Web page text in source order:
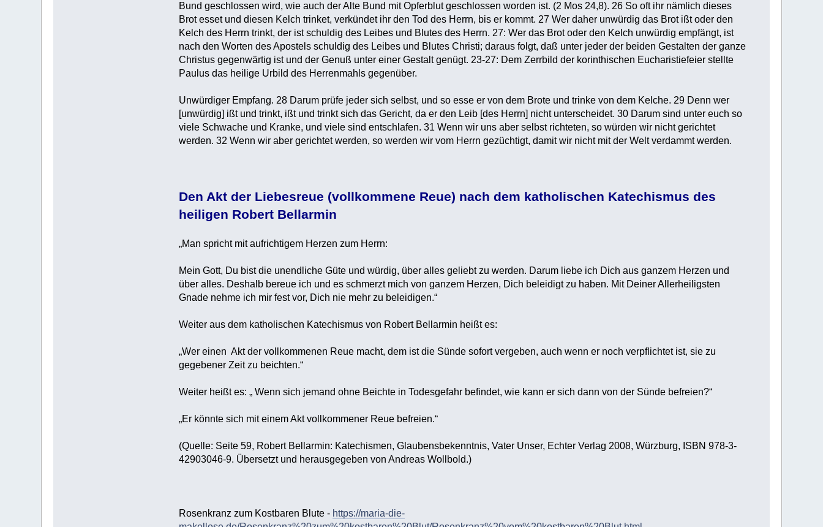
Bund geschlossen wird, wie auch der Alte Bund mit Opferblut geschlossen worden ist. (2 Mos 24,8). 26 So oft ihr nämlich dieses
Brot esset und diesen Kelch trinket, verkündet ihr den Tod des Herrn, bis er kommt. 27 Wer daher unwürdig das Brot ißt oder den
Kelch des Herrn trinkt, der ist schuldig des Leibes und Blutes des Herrn. 27: Wer das Brot oder den Kelch unwürdig empfängt, ist
nach den Worten des Apostels schuldig des Leibes und Blutes Christi; daraus folgt, daß unter jeder der beiden Gestalten der ganze
Christus gegenwärtig ist und der Genuß unter einer Gestalt genügt. 23-27: Dem Zerrbild der korinthischen Eucharistiefeier stellte
Paulus das heilige Urbild des Herrenmahls gegenüber.
Unwürdiger Empfang. 28 Darum prüfe jeder sich selbst, und so esse er von dem Brote und trinke von dem Kelche. 29 Denn wer
[unwürdig] ißt und trinkt, ißt und trinkt sich das Gericht, da er den Leib [des Herrn] nicht unterscheidet. 30 Darum sind unter euch so
viele Schwache und Kranke, und viele sind entschlafen. 31 Wenn wir uns aber selbst richteten, so würden wir nicht gerichtet
werden. 32 Wenn wir aber gerichtet werden, so werden wir vom Herrn gezüchtigt, damit wir nicht mit der Welt verdammt werden.
Den Akt der Liebesreue (vollkommene Reue) nach dem katholischen Katechismus des
heiligen Robert Bellarmin
„Man spricht mit aufrichtigem Herzen zum Herrn:
Mein Gott, Du bist die unendliche Güte und würdig, über alles geliebt zu werden. Darum liebe ich Dich aus ganzem Herzen und
über alles. Deshalb bereue ich und es schmerzt mich von ganzem Herzen, Dich beleidigt zu haben. Mit Deiner Allerheiligsten
Gnade nehme ich mir fest vor, Dich nie mehr zu beleidigen.“
Weiter aus dem katholischen Katechismus von Robert Bellarmin heißt es:
„Wer einen Akt der vollkommenen Reue macht, dem ist die Sünde sofort vergeben, auch wenn er noch verpflichtet ist, sie zu
gegebener Zeit zu beichten.“
Weiter heißt es: „ Wenn sich jemand ohne Beichte in Todesgefahr befindet, wie kann er sich dann von der Sünde befreien?“
„Er könnte sich mit einem Akt vollkommener Reue befreien.“
(Quelle: Seite 59, Robert Bellarmin: Katechismen, Glaubensbekenntnis, Vater Unser, Echter Verlag 2008, Würzburg, ISBN 978-3-
42903046-9. Übersetzt und herausgegeben von Andreas Wollbold.)
Rosenkranz zum Kostbaren Blute - https://maria-die-